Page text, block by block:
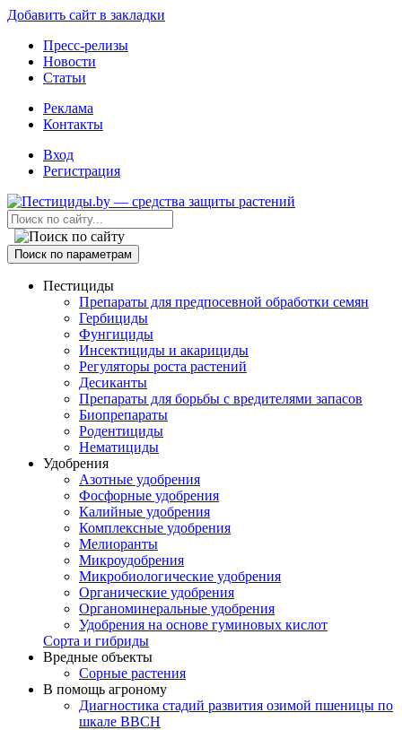
Добавить сайт в закладки
Пресс-релизы
Новости
Статьи
Реклама
Контакты
Вход
Регистрация
Поиск по параметрам
Пестициды
Препараты для предпосевной обработки семян
Гербициды
Фунгициды
Инсектициды и акарициды
Регуляторы роста растений
Десиканты
Препараты для борьбы с вредителями запасов
Биопрепараты
Родентициды
Нематициды
Удобрения
Азотные удобрения
Фосфорные удобрения
Калийные удобрения
Комплексные удобрения
Мелиоранты
Микроудобрения
Микробиологические удобрения
Органические удобрения
Органоминеральные удобрения
Удобрения на основе гуминовых кислот
Сорта и гибриды
Вредные объекты
Сорные растения
В помощь агроному
Диагностика стадий развития озимой пшеницы по
шкале ВВСН